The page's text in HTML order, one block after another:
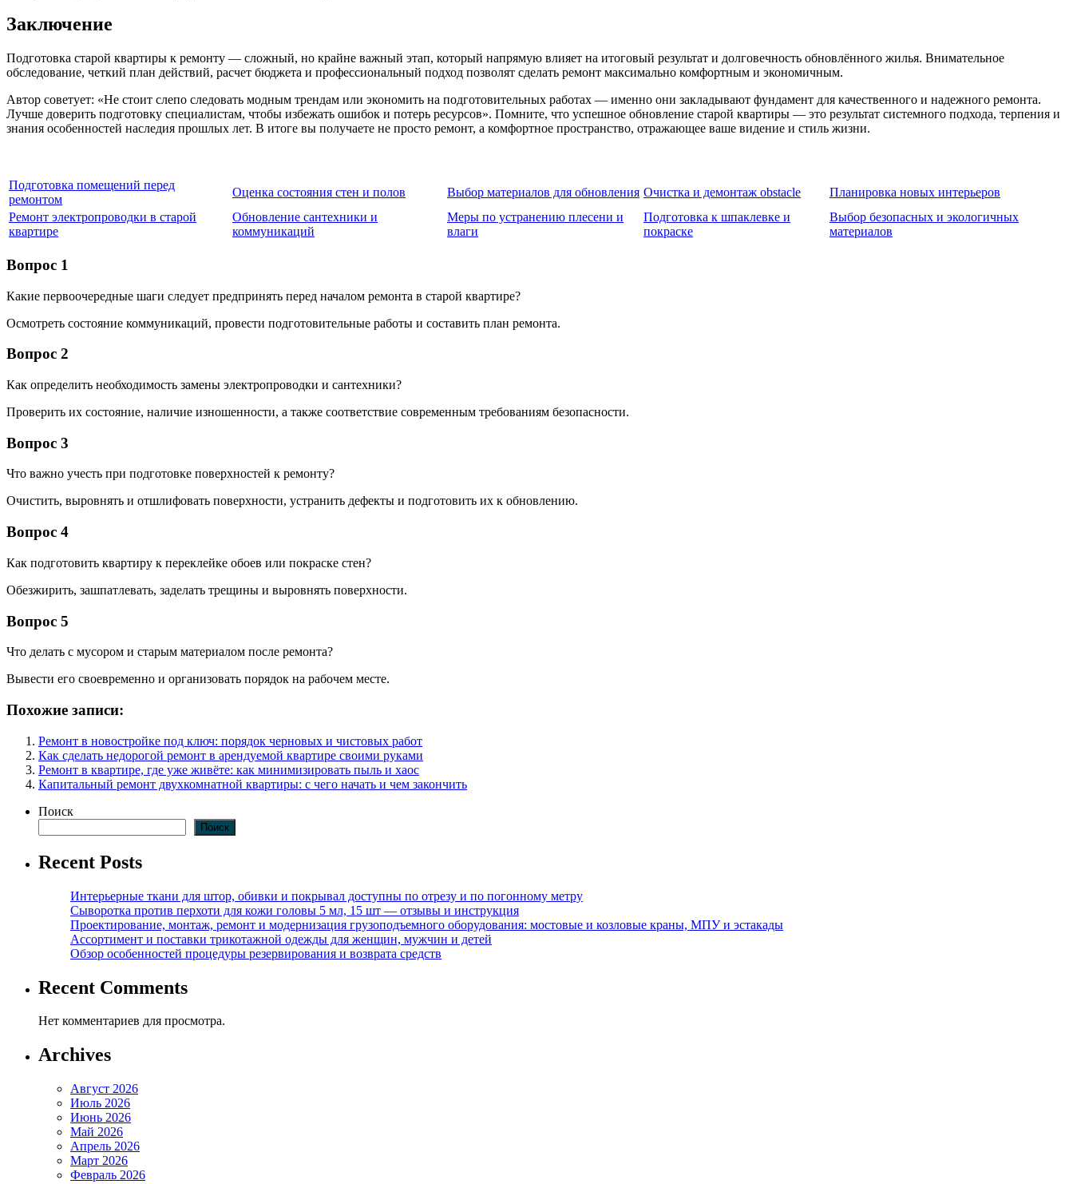
Заключение
Подготовка старой квартиры к ремонту — сложный, но крайне важный этап, который напрямую влияет на итоговый результат и долговечность обновлённого жилья. Внимательное
обследование, четкий план действий, расчет бюджета и профессиональный подход позволят сделать ремонт максимально комфортным и экономичным.
Автор советует: «Не стоит слепо следовать модным трендам или экономить на подготовительных работах — именно они закладывают фундамент для качественного и надежного ремонта.
Лучше доверить подготовку специалистам, чтобы избежать ошибок и потерь ресурсов». Помните, что успешное обновление старой квартиры — это результат системного подхода, терпения и
знания особенностей наследия прошлых лет. В итоге вы получаете не просто ремонт, а комфортное пространство, отражающее ваше видение и стиль жизни.
Подготовка помещений перед
ремонтом
Оценка состояния стен и полов Выбор материалов для обновления Очистка и демонтаж obstacle
Планировка новых интерьеров
Ремонт электропроводки в старой
квартире
Обновление сантехники и
коммуникаций
Меры по устранению плесени и
влаги
Подготовка к шпаклевке и
покраске
Выбор безопасных и экологичных
материалов
Вопрос 1
Какие первоочередные шаги следует предпринять перед началом ремонта в старой квартире?
Осмотреть состояние коммуникаций, провести подготовительные работы и составить план ремонта.
Вопрос 2
Как определить необходимость замены электропроводки и сантехники?
Проверить их состояние, наличие изношенности, а также соответствие современным требованиям безопасности.
Вопрос 3
Что важно учесть при подготовке поверхностей к ремонту?
Очистить, выровнять и отшлифовать поверхности, устранить дефекты и подготовить их к обновлению.
Вопрос 4
Как подготовить квартиру к переклейке обоев или покраске стен?
Обезжирить, зашпатлевать, заделать трещины и выровнять поверхности.
Вопрос 5
Что делать с мусором и старым материалом после ремонта?
Вывести его своевременно и организовать порядок на рабочем месте.
Похожие записи:
Ремонт в новостройке под ключ: порядок черновых и чистовых работ
Как сделать недорогой ремонт в арендуемой квартире своими руками
Ремонт в квартире, где уже живёте: как минимизировать пыль и хаос
Капитальный ремонт двухкомнатной квартиры: с чего начать и чем закончить
Поиск
Поиск
Recent Posts
Интерьерные ткани для штор, обивки и покрывал доступны по отрезу и по погонному метру
Сыворотка против перхоти для кожи головы 5 мл, 15 шт — отзывы и инструкция
Проектирование, монтаж, ремонт и модернизация грузоподъемного оборудования: мостовые и козловые краны, МПУ и эстакады
Ассортимент и поставки трикотажной одежды для женщин, мужчин и детей
Обзор особенностей процедуры резервирования и возврата средств
Recent Comments
Нет комментариев для просмотра.
Archives
Август 2026
Июль 2026
Июнь 2026
Май 2026
Апрель 2026
Март 2026
Февраль 2026